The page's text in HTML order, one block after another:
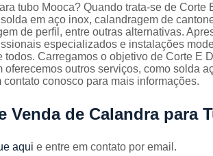
Guarda
corpos ferro
Guarda
corpos
galvanizados
corpos inox
dobra
tubo Mooca? Quando trata-se de Corte
em aço inox, calandragem de
de perfil, entre outras alternativas.
especializados e instalações
Carregamos o objetivo de Corte E
oferecemos outros serviços, como solda
conosco para mais informações.
Venda de Calandra para
aqui e entre em contato por email.